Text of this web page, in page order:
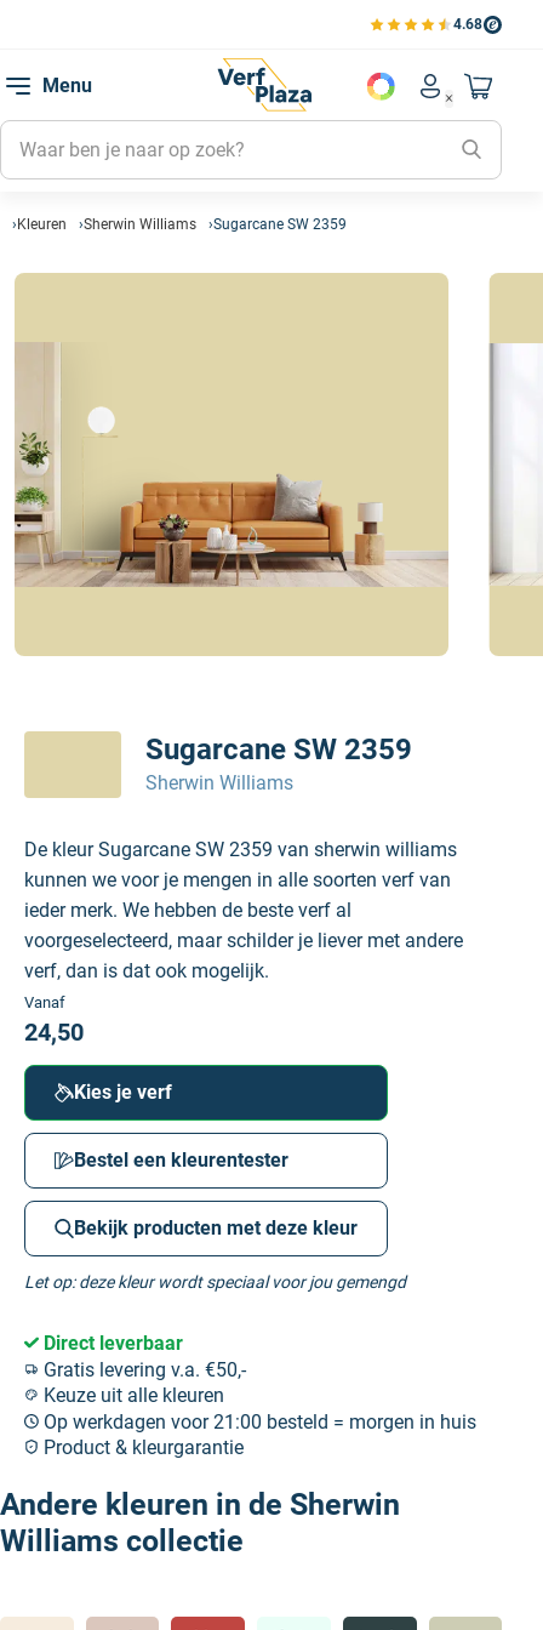
4.68
Bekijk de verfplaza
Menu
Account
Mijn
Mijn
Mijn
Naar
Kleuren Sherwin Williams Sugarcane SW 2359
Sugarcane SW 2359
Sherwin Williams
De kleur Sugarcane SW 2359 van sherwin williams
kunnen we voor je mengen in alle soorten verf van
ieder merk. We hebben de beste verf al
voorgeselecteerd, maar schilder je liever met andere
verf, dan is dat ook mogelijk.
Vanaf
24,50
Kies je verf
Bestel een kleurentester
Bekijk producten met deze kleur
Let op: deze kleur wordt speciaal voor jou gemengd
Direct leverbaar
Gratis levering v.a. €50,-
Keuze uit alle kleuren
Op werkdagen voor 21:00 besteld = morgen in huis
Product & kleurgarantie
Andere kleuren in de Sherwin
Williams collectie